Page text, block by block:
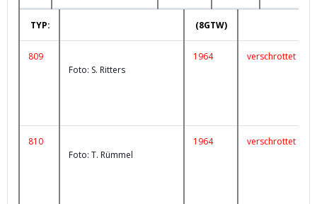
Nr.
TYP: (8GTW)
809
Foto: S. Ritters
1964 verschrottet
810
Foto: T. Rümmel
1964 verschrottet